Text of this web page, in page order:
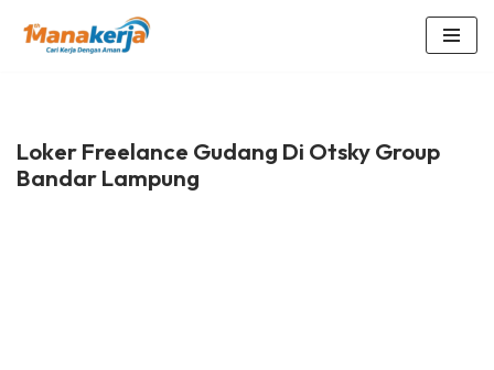
Loker Freelance Gudang Di Otsky Group
Bandar Lampung